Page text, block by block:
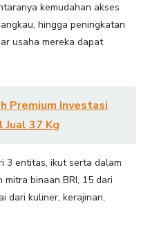
kemudahan akses
hingga peningkatan
usaha mereka dapat
Premium Investasi
Jual 37 Kg
3 entitas, ikut serta dalam
binaan BRI, 15 dari
dari kuliner, kerajinan,